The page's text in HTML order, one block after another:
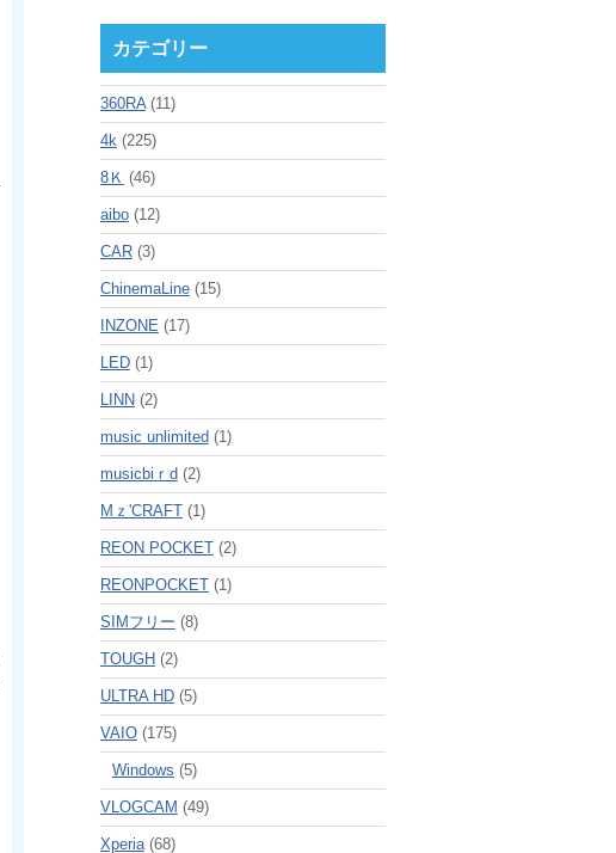
カテゴリー
360RA(11)
4k (225)
8Ｋ (46)
aibo(12)
CAR(3)
ChinemaLine(15)
INZONE (17)
LED(1)
LINN (2)
music unlimited (1)
musicbiｒd (2)
Mｚ'CRAFT(1)
REON POCKET(2)
REONPOCKET(1)
SIMフリー (8)
TOUGH (2)
ULTRA HD(5)
VAIO(175)
Windows (5)
VLOGCAM (49)
Xperia(68)